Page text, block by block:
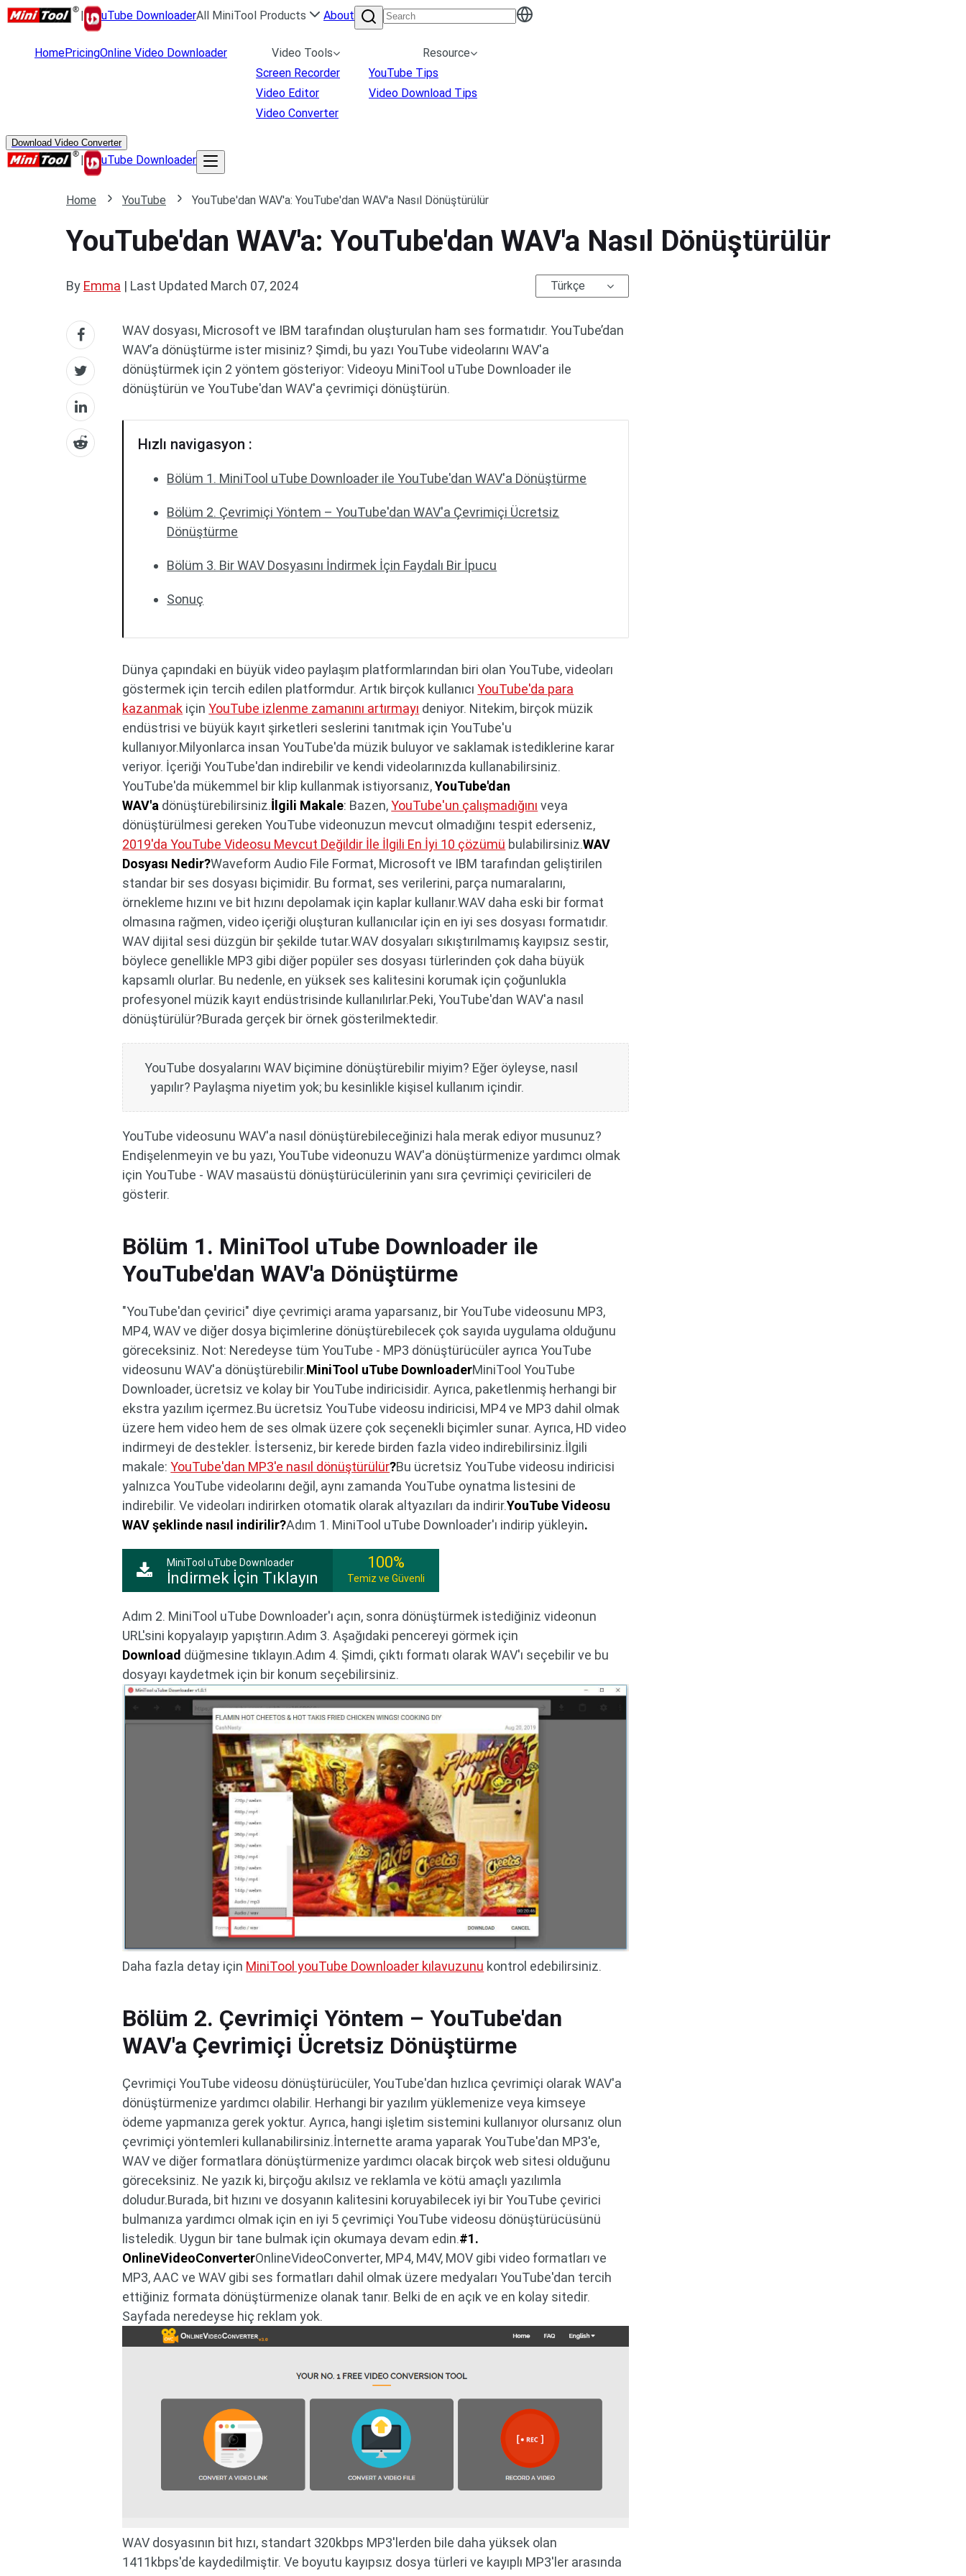
| uTube DownloaderAll MiniTool Products About
HomePricingOnline Video Downloader
Video Tools
Screen Recorder
Video Editor
Video Converter
Resource
YouTube Tips
Video Download Tips
Download Video Converter
| uTube Downloader
Home YouTube YouTube'dan WAV'a: YouTube'dan WAV'a Nasıl Dönüştürülür
YouTube'dan WAV'a: YouTube'dan WAV'a Nasıl Dönüştürülür
By Emma | Last Updated March 07, 2024 Türkçe
WAV dosyası, Microsoft ve IBM tarafından oluşturulan ham ses formatıdır. YouTube’dan
WAV’a dönüştürme ister misiniz? Şimdi, bu yazı YouTube videolarını WAV'a
dönüştürmek için 2 yöntem gösteriyor: Videoyu MiniTool uTube Downloader ile
dönüştürün ve YouTube'dan WAV'a çevrimiçi dönüştürün.
Hızlı navigasyon :
Bölüm 1. MiniTool uTube Downloader ile YouTube'dan WAV'a Dönüştürme
Bölüm 2. Çevrimiçi Yöntem – YouTube'dan WAV'a Çevrimiçi Ücretsiz
Dönüştürme
Bölüm 3. Bir WAV Dosyasını İndirmek İçin Faydalı Bir İpucu
Sonuç
Dünya çapındaki en büyük video paylaşım platformlarından biri olan YouTube, videoları
göstermek için tercih edilen platformdur. Artık birçok kullanıcıYouTube'da para
kazanmak içinYouTube izlenme zamanını artırmayı deniyor. Nitekim, birçok müzik
endüstrisi ve büyük kayıt şirketleri seslerini tanıtmak için YouTube'u
kullanıyor.Milyonlarca insan YouTube'da müzik buluyor ve saklamak istediklerine karar
veriyor. İçeriği YouTube'dan indirebilir ve kendi videolarınızda kullanabilirsiniz.
YouTube'da mükemmel bir klip kullanmak istiyorsanız,YouTube'dan
WAV'a dönüştürebilirsiniz.İlgili Makale: Bazen,YouTube'un çalışmadığını veya
dönüştürülmesi gereken YouTube videonuzun mevcut olmadığını tespit ederseniz,
2019'da YouTube Videosu Mevcut Değildir İle İlgili En İyi 10 çözümü bulabilirsiniz.WAV
Dosyası Nedir?Waveform Audio File Format, Microsoft ve IBM tarafından geliştirilen
standar bir ses dosyası biçimidir. Bu format, ses verilerini, parça numaralarını,
örnekleme hızını ve bit hızını depolamak için kaplar kullanır.WAV daha eski bir format
olmasına rağmen, video içeriği oluşturan kullanıcılar için en iyi ses dosyası formatıdır.
WAV dijital sesi düzgün bir şekilde tutar.WAV dosyaları sıkıştırılmamış kayıpsız sestir,
böylece genellikle MP3 gibi diğer popüler ses dosyası türlerinden çok daha büyük
kapsamlı olurlar. Bu nedenle, en yüksek ses kalitesini korumak için çoğunlukla
profesyonel müzik kayıt endüstrisinde kullanılırlar.Peki, YouTube'dan WAV'a nasıl
dönüştürülür?Burada gerçek bir örnek gösterilmektedir.
YouTube dosyalarını WAV biçimine dönüştürebilir miyim? Eğer öyleyse, nasıl
yapılır? Paylaşma niyetim yok; bu kesinlikle kişisel kullanım içindir.
YouTube videosunu WAV'a nasıl dönüştürebileceğinizi hala merak ediyor musunuz?
Endişelenmeyin ve bu yazı, YouTube videonuzu WAV'a dönüştürmenize yardımcı olmak
için YouTube - WAV masaüstü dönüştürücülerinin yanı sıra çevrimiçi çeviricileri de
gösterir.
Bölüm 1. MiniTool uTube Downloader ile
YouTube'dan WAV'a Dönüştürme
"YouTube'dan çevirici" diye çevrimiçi arama yaparsanız, bir YouTube videosunu MP3,
MP4, WAV ve diğer dosya biçimlerine dönüştürebilecek çok sayıda uygulama olduğunu
göreceksiniz. Not: Neredeyse tüm YouTube - MP3 dönüştürücüler ayrıca YouTube
videosunu WAV'a dönüştürebilir.MiniTool uTube DownloaderMiniTool YouTube
Downloader, ücretsiz ve kolay bir YouTube indiricisidir. Ayrıca, paketlenmiş herhangi bir
ekstra yazılım içermez.Bu ücretsiz YouTube videosu indiricisi, MP4 ve MP3 dahil olmak
üzere hem video hem de ses olmak üzere çok seçenekli biçimler sunar. Ayrıca, HD video
indirmeyi de destekler. İsterseniz, bir kerede birden fazla video indirebilirsiniz.İlgili
makale:YouTube'dan MP3'e nasıl dönüştürülür?Bu ücretsiz YouTube videosu indiricisi
yalnızca YouTube videolarını değil, aynı zamanda YouTube oynatma listesini de
indirebilir. Ve videoları indirirken otomatik olarak altyazıları da indirir.YouTube Videosu
WAV şeklinde nasıl indirilir?Adım 1. MiniTool uTube Downloader'ı indirip yükleyin.
MiniTool uTube Downloader
İndirmek İçin Tıklayın
100%
Temiz ve Güvenli
Adım 2. MiniTool uTube Downloader'ı açın, sonra dönüştürmek istediğiniz videonun
URL'sini kopyalayıp yapıştırın.Adım 3. Aşağıdaki pencereyi görmek için
Download düğmesine tıklayın.Adım 4. Şimdi, çıktı formatı olarak WAV'ı seçebilir ve bu
dosyayı kaydetmek için bir konum seçebilirsiniz.
Daha fazla detay için MiniTool youTube Downloader kılavuzunu kontrol edebilirsiniz.
Bölüm 2. Çevrimiçi Yöntem – YouTube'dan
WAV'a Çevrimiçi Ücretsiz Dönüştürme
Çevrimiçi YouTube videosu dönüştürücüler, YouTube'dan hızlıca çevrimiçi olarak WAV'a
dönüştürmenize yardımcı olabilir. Herhangi bir yazılım yüklemenize veya kimseye
ödeme yapmanıza gerek yoktur. Ayrıca, hangi işletim sistemini kullanıyor olursanız olun
çevrimiçi yöntemleri kullanabilirsiniz.İnternette arama yaparak YouTube'dan MP3'e,
WAV ve diğer formatlara dönüştürmenize yardımcı olacak birçok web sitesi olduğunu
göreceksiniz. Ne yazık ki, birçoğu akılsız ve reklamla ve kötü amaçlı yazılımla
doludur.Burada, bit hızını ve dosyanın kalitesini koruyabilecek iyi bir YouTube çevirici
bulmanıza yardımcı olmak için en iyi 5 çevrimiçi YouTube videosu dönüştürücüsünü
listeledik. Uygun bir tane bulmak için okumaya devam edin.#1.
OnlineVideoConverterOnlineVideoConverter, MP4, M4V, MOV gibi video formatları ve
MP3, AAC ve WAV gibi ses formatları dahil olmak üzere medyaları YouTube'dan tercih
ettiğiniz formata dönüştürmenize olanak tanır. Belki de en açık ve en kolay sitedir.
Sayfada neredeyse hiç reklam yok.
WAV dosyasının bit hızı, standart 320kbps MP3'lerden bile daha yüksek olan
1411kbps'de kaydedilmiştir. Ve boyutu kayıpsız dosya türleri ve kayıplı MP3'ler arasında